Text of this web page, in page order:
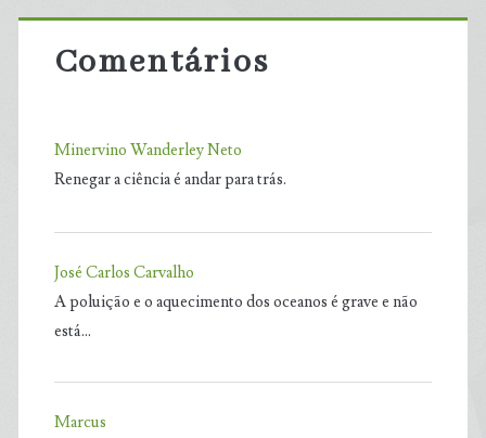
Comentários
Minervino Wanderley Neto
Renegar a ciência é andar para trás.
José Carlos Carvalho
A poluição e o aquecimento dos oceanos é grave e não
está…
Marcus